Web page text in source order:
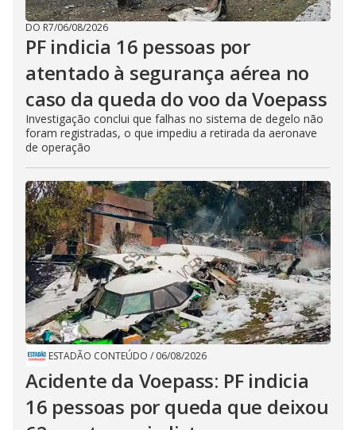
DO R7/06/08/2026
PF indicia 16 pessoas por
atentado à segurança aérea no
caso da queda do voo da Voepass
Investigação conclui que falhas no sistema de degelo não
foram registradas, o que impediu a retirada da aeronave
de operação
ESTADÃO CONTEÚDO / 06/08/2026
Acidente da Voepass: PF indicia
16 pessoas por queda que deixou